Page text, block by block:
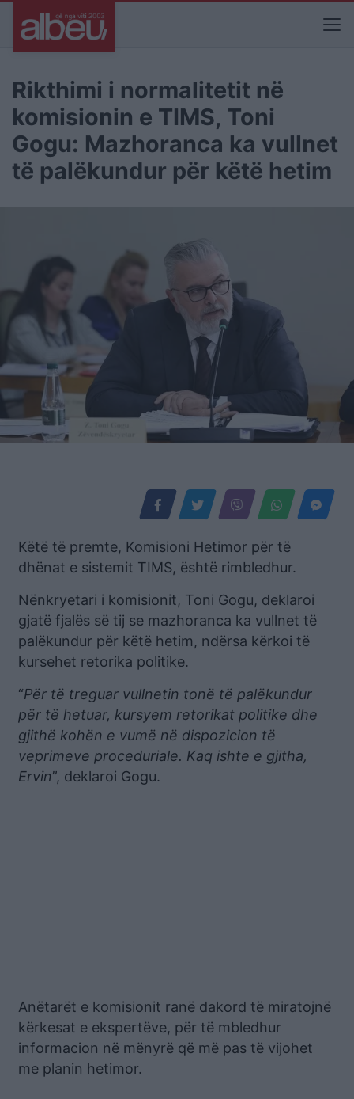
Rikthimi i normalitetit në
komisionin e TIMS, Toni
Gogu: Mazhoranca ka vullnet
të palëkundur për këtë hetim
Këtë të premte, Komisioni Hetimor për të
dhënat e sistemit TIMS, është rimbledhur.
Nënkryetari i komisionit, Toni Gogu, deklaroi
gjatë fjalës së tij se mazhoranca ka vullnet të
palëkundur për këtë hetim, ndërsa kërkoi të
kursehet retorika politike.
“Për të treguar vullnetin tonë të palëkundur
për të hetuar, kursyem retorikat politike dhe
gjithë kohën e vumë në dispozicion të
veprimeve proceduriale. Kaq ishte e gjitha,
Ervin”, deklaroi Gogu.
Anëtarët e komisionit ranë dakord të miratojnë
kërkesat e ekspertëve, për të mbledhur
informacion në mënyrë që më pas të vijohet
me planin hetimor.